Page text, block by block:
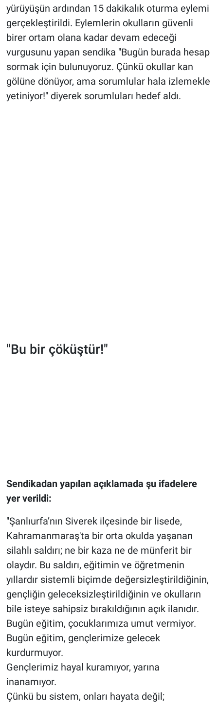
yürüyüşün ardından 15 dakikalık oturma eylemi
gerçekleştirildi. Eylemlerin okulların güvenli
birer ortam olana kadar devam edeceği
vurgusunu yapan sendika "Bugün burada hesap
sormak için bulunuyoruz. Çünkü okullar kan
gölüne dönüyor, ama sorumlular hala izlemekle
yetiniyor!" diyerek sorumluları hedef aldı.
"Bu bir çöküştür!"
Sendikadan yapılan açıklamada şu ifadelere
yer verildi:
"Şanlıurfa’nın Siverek ilçesinde bir lisede,
Kahramanmaraş'ta bir orta okulda yaşanan
silahlı saldırı; ne bir kaza ne de münferit bir
olaydır. Bu saldırı, eğitimin ve öğretmenin
yıllardır sistemli biçimde değersizleştirildiğinin,
gençliğin geleceksizleştirildiğinin ve okulların
bile isteye sahipsiz bırakıldığının açık ilanıdır.
Bugün eğitim, çocuklarımıza umut vermiyor.
Bugün eğitim, gençlerimize gelecek
kurdurmuyor.
Gençlerimiz hayal kuramıyor, yarına
inanamıyor.
Çünkü bu sistem, onları hayata değil;